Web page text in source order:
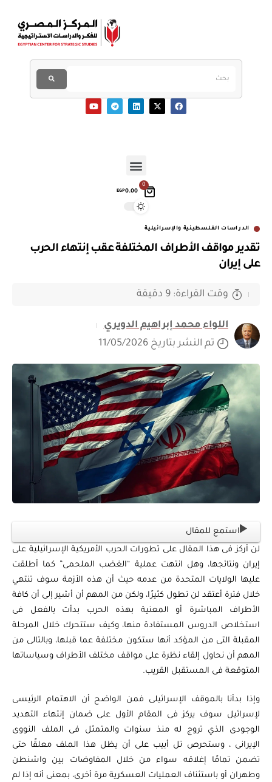
0
EGP0.00
الدراسات الفلسطينية والإسرائيلية
تقدير مواقف الأطراف المختلفة عقب إنتهاء الحرب
على إيران
اللواء محمد إبراهيم الدويري
تم النشر بتاريخ 11/05/2026
وقت القراءة: 9 دقيقة
استمع للمقال
لن أركز فى هذا المقال على تطورات الحرب الأمريكية الإسرائيلية على
إيران ونتائجها، وهل انتهت عملية “الغضب الملحمى” كما أطلقت
عليها الولايات المتحدة من عدمه حيث أن هذه الأزمة سوف تنتهي
خلال فترة أعتقد لن تطول كثيرًا، ولكن من المهم أن أشير إلى أن كافة
الأطراف المباشرة أو المعنية بهذه الحرب بدأت بالفعل فى
استخلاص الدروس المستفادة منها، وكيف ستتحرك خلال المرحلة
المقبلة التى من المؤكد أنها ستكون مختلفة عما قبلها، وبالتالى من
المهم أن نحاول إلقاء نظرة على مواقف مختلف الأطراف وسياساتها
المتوقعة فى المستقبل القريب.
وإذا بدأنا بالموقف الإسرائيلى فمن الواضح أن الاهتمام الرئيسى
لإسرائيل سوف يركز فى المقام الأول على ضمان إنتهاء التهديد
الوجودى الذي تروج له منذ سنوات والمتمثل فى الملف النووى
الإيرانى ، وستحرص تل أبيب على أن يظل هذا الملف معلقًا حتى
تضمن تمامًا إغلاقه سواء من خلال المفاوضات بين واشنطن
وطهران أو باستئناف العمليات العسكرية مرة أخرى، بمعنى أنه إذا لم